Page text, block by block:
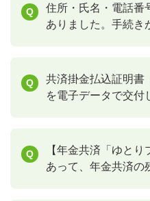
住所・氏名・電話番
ありました。手続き
共済掛金払込証明書
を電子データで交付
【年金共済「ゆと
あって、年金共済の